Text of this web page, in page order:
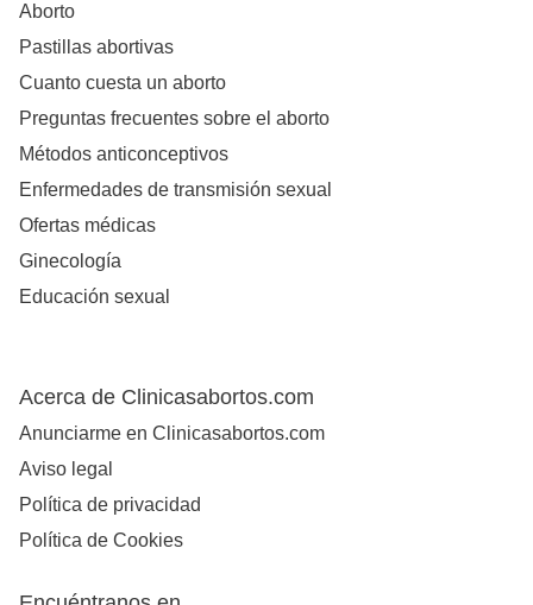
Aborto
Pastillas abortivas
Cuanto cuesta un aborto
Preguntas frecuentes sobre el aborto
Métodos anticonceptivos
Enfermedades de transmisión sexual
Ofertas médicas
Ginecología
Educación sexual
Acerca de Clinicasabortos.com
Anunciarme en Clinicasabortos.com
Aviso legal
Política de privacidad
Política de Cookies